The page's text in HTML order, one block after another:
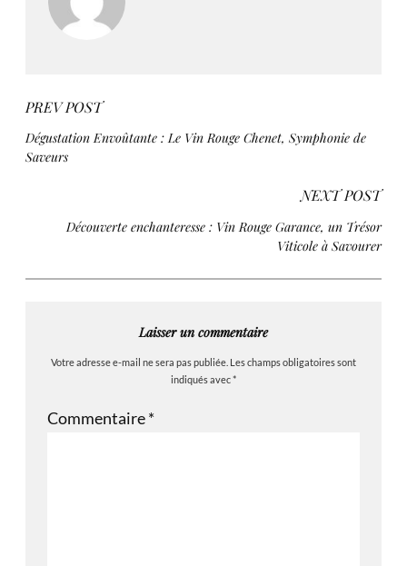
PREV POST
Dégustation Envoûtante : Le Vin Rouge Chenet, Symphonie de
Saveurs
NEXT POST
Découverte enchanteresse : Vin Rouge Garance, un Trésor
Viticole à Savourer
Laisser un commentaire
Votre adresse e-mail ne sera pas publiée. Les champs obligatoires sont
indiqués avec*
Commentaire*